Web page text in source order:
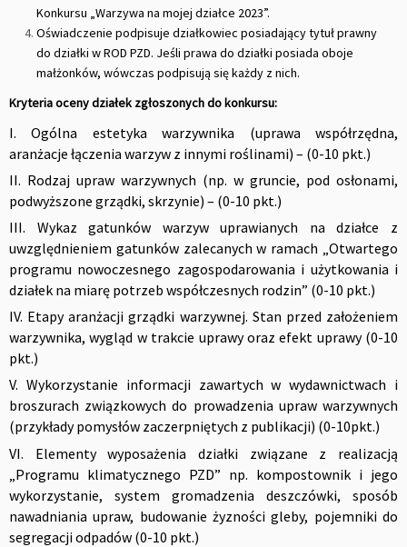
Konkursu „Warzywa na mojej działce 2023”.
Oświadczenie podpisuje działkowiec posiadający tytuł prawny
do działki w ROD PZD. Jeśli prawa do działki posiada oboje
małżonków, wówczas podpisują się każdy z nich.
Kryteria oceny działek zgłoszonych do konkursu:
I. Ogólna estetyka warzywnika (uprawa współrzędna,
aranżacje łączenia warzyw z innymi roślinami) – (0-10 pkt.)
II. Rodzaj upraw warzywnych (np. w gruncie, pod osłonami,
podwyższone grządki, skrzynie) – (0-10 pkt.)
III. Wykaz gatunków warzyw uprawianych na działce z
uwzględnieniem gatunków zalecanych w ramach „Otwartego
programu nowoczesnego zagospodarowania i użytkowania i
działek na miarę potrzeb współczesnych rodzin” (0-10 pkt.)
IV. Etapy aranżacji grządki warzywnej. Stan przed założeniem
warzywnika, wygląd w trakcie uprawy oraz efekt uprawy (0-10
pkt.)
V. Wykorzystanie informacji zawartych w wydawnictwach i
broszurach związkowych do prowadzenia upraw warzywnych
(przykłady pomysłów zaczerpniętych z publikacji) (0-10pkt.)
VI. Elementy wyposażenia działki związane z realizacją
„Programu klimatycznego PZD” np. kompostownik i jego
wykorzystanie, system gromadzenia deszczówki, sposób
nawadniania upraw, budowanie żyzności gleby, pojemniki do
segregacji odpadów (0-10 pkt.)